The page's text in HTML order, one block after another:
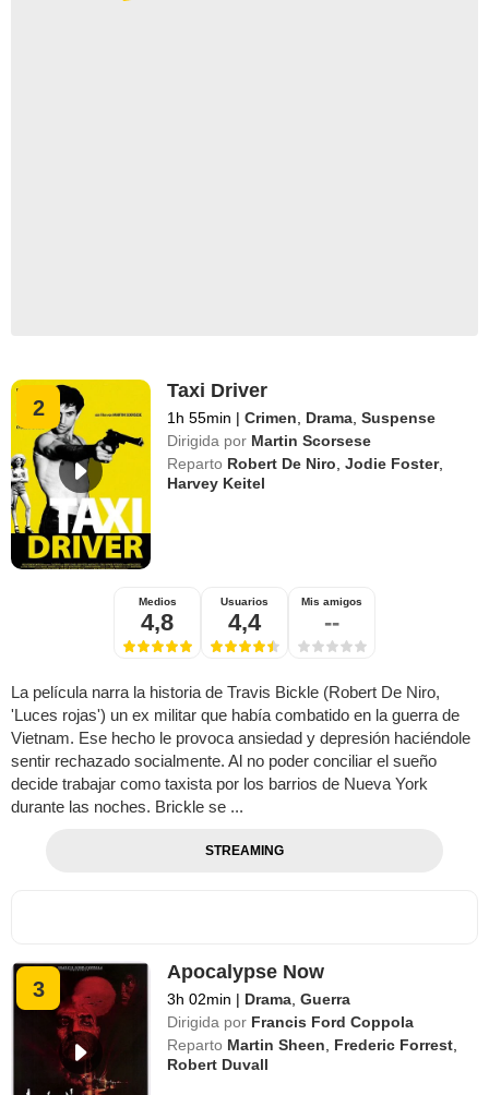
2
Taxi Driver
1h 55min | Crimen Drama ,Suspense
Dirigida por Martin Scorsese
Reparto Robert De Niro ,Jodie Foster,
Harvey Keitel
Medios
4,8
Usuarios
4,4
Mis amigos
--
La película narra la historia de Travis Bickle (Robert De Niro,
'Luces rojas') un ex militar que había combatido en la guerra de
Vietnam. Ese hecho le provoca ansiedad y depresión haciéndole
sentir rechazado socialmente. Al no poder conciliar el sueño
decide trabajar como taxista por los barrios de Nueva York
durante las noches. Brickle se ...
STREAMING
3
Apocalypse Now
3h 02min | Drama ,Guerra
Dirigida por Francis Ford Coppola
Reparto Martin Sheen Frederic Forrest
Robert Duvall